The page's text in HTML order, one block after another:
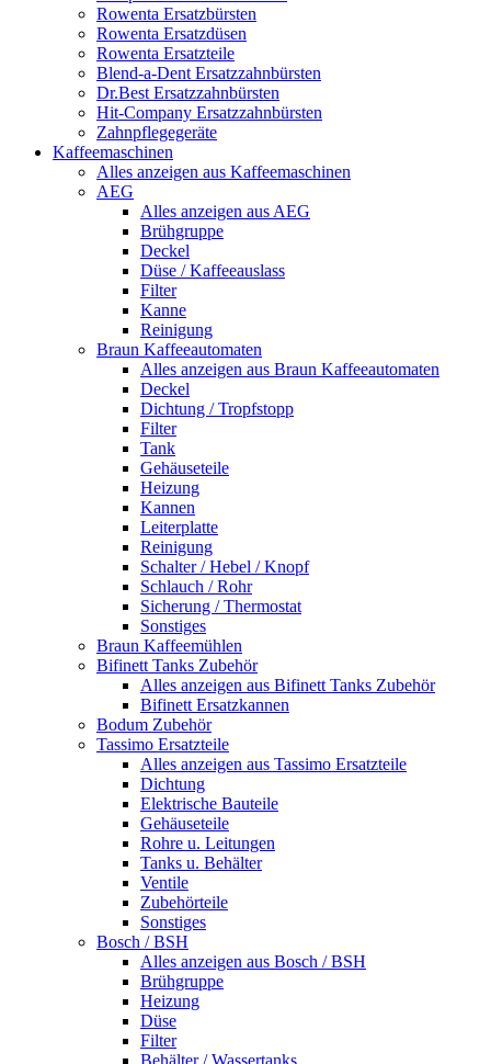
Rowenta Ersatzbürsten
Rowenta Ersatzdüsen
Rowenta Ersatzteile
Blend-a-Dent Ersatzzahnbürsten
Dr.Best Ersatzzahnbürsten
Hit-Company Ersatzzahnbürsten
Zahnpflegegeräte
Kaffeemaschinen
Alles anzeigen aus Kaffeemaschinen
AEG
Alles anzeigen aus AEG
Brühgruppe
Deckel
Düse / Kaffeeauslass
Filter
Kanne
Reinigung
Braun Kaffeeautomaten
Alles anzeigen aus Braun Kaffeeautomaten
Deckel
Dichtung / Tropfstopp
Filter
Tank
Gehäuseteile
Heizung
Kannen
Leiterplatte
Reinigung
Schalter / Hebel / Knopf
Schlauch / Rohr
Sicherung / Thermostat
Sonstiges
Braun Kaffeemühlen
Bifinett Tanks Zubehör
Alles anzeigen aus Bifinett Tanks Zubehör
Bifinett Ersatzkannen
Bodum Zubehör
Tassimo Ersatzteile
Alles anzeigen aus Tassimo Ersatzteile
Dichtung
Elektrische Bauteile
Gehäuseteile
Rohre u. Leitungen
Tanks u. Behälter
Ventile
Zubehörteile
Sonstiges
Bosch / BSH
Alles anzeigen aus Bosch / BSH
Brühgruppe
Heizung
Düse
Filter
Behälter / Wassertanks